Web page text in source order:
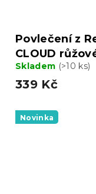
Povlečení z
CLOUD
Skladem (>10 ks)
339 Kč
Novinka